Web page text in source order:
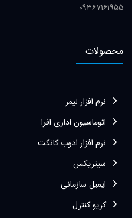
۰۹۳۶۷۱۶۱۹۵۵
محصولات
نرم افزار لیمز
اتوماسیون اداری افرا
نرم افزار ادوب کانکت
سیتریکس
ایمیل سازمانی
کریو کنترل